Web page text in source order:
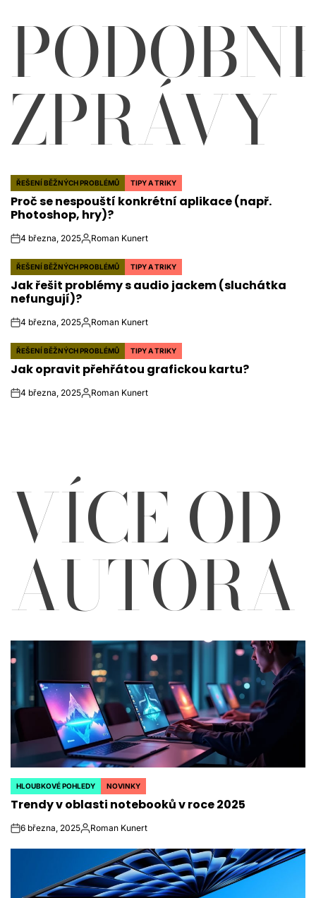
ZPRÁVY
POSTED
IN
ŘEŠENÍ BĚŽNÝCH PROBLÉMŮ TIPY A TRIKY
Proč se nespouští konkrétní aplikace (např.
Photoshop, hry)?
on4 března, 2025AutorRoman Kunert
POSTED
IN
ŘEŠENÍ BĚŽNÝCH PROBLÉMŮ TIPY A TRIKY
Jak řešit problémy s audio jackem (sluchátka
nefungují)?
on4 března, 2025AutorRoman Kunert
POSTED
IN
ŘEŠENÍ BĚŽNÝCH PROBLÉMŮ TIPY A TRIKY
Jak opravit přehřátou grafickou kartu?
on4 března, 2025AutorRoman Kunert
VÍCE OD
AUTORA
POSTED
IN
HLOUBKOVÉ POHLEDY NOVINKY
Trendy v oblasti notebooků v roce 2025
on6 března, 2025AutorRoman Kunert